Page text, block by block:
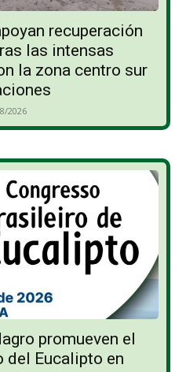
recuperación
las intensas
la zona centro sur
2026
promueven el
del Eucalipto en